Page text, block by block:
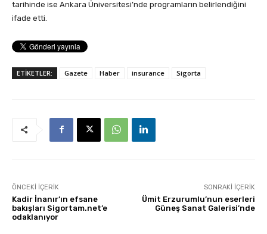
tarihinde ise Ankara Üniversitesi’nde programların belirlendiğini
ifade etti.
ETİKETLER: Gazete Haber insurance Sigorta
ÖNCEKI İÇERIK
Kadir İnanır’ın efsane
bakışları Sigortam.net’e
odaklanıyor
SONRAKI İÇERIK
Ümit Erzurumlu’nun eserleri
Güneş Sanat Galerisi’nde